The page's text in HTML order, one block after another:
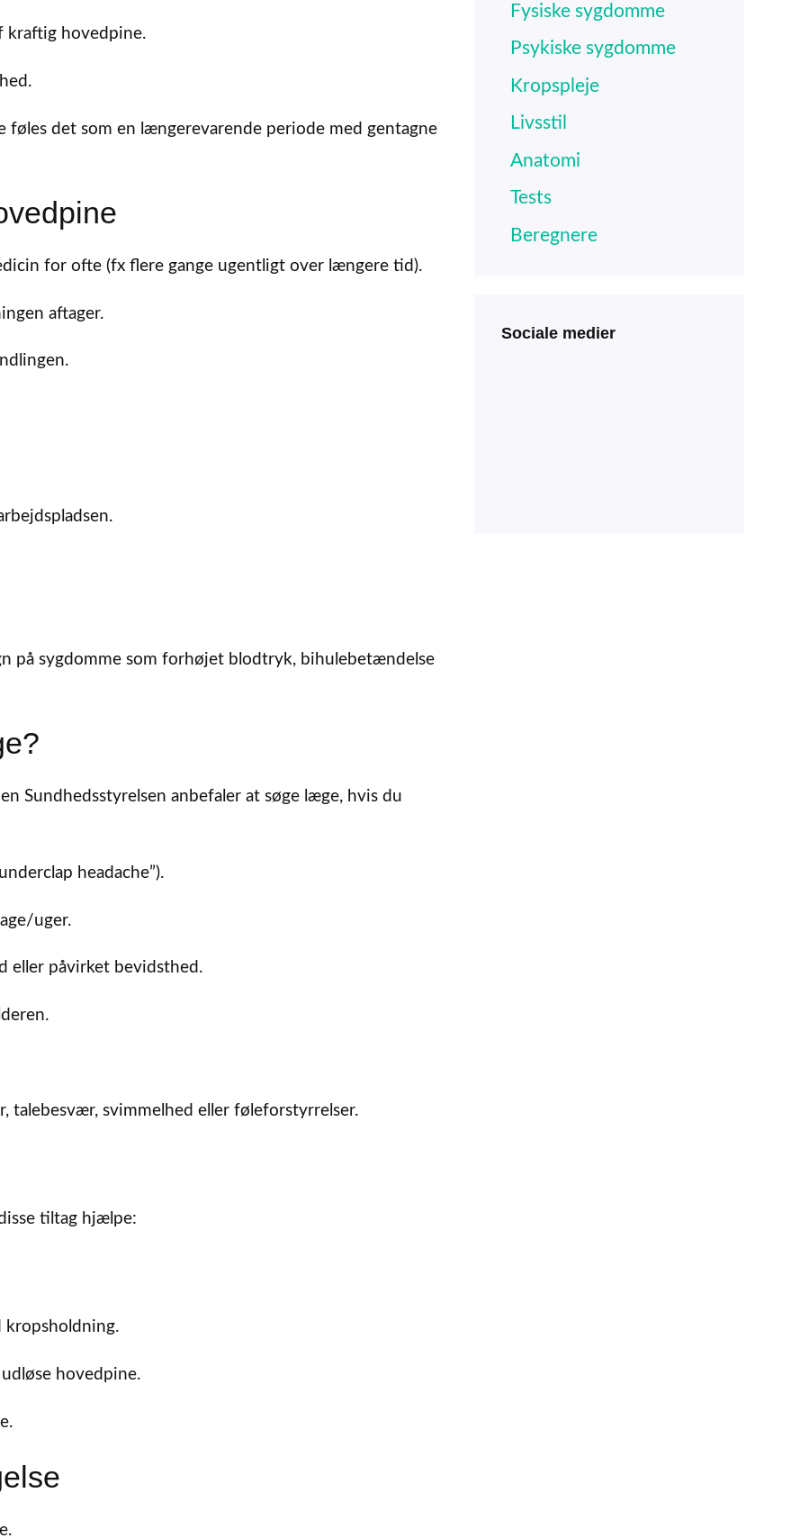
kraftig hovedpine.
det som en længerevarende periode med gentagne
for ofte (fx flere gange ugentligt over længere tid).
aftager.
på sygdomme som forhøjet blodtryk, bihulebetændelse
Sundhedsstyrelsen anbefaler at søge læge, hvis du
headache”).
uger.
eller påvirket bevidsthed.
talebesvær, svimmelhed eller føleforstyrrelser.
tiltag hjælpe:
kropsholdning.
hovedpine.
Fysiske sygdomme
Psykiske sygdomme
Kropspleje
Livsstil
Anatomi
Tests
Beregnere
Sociale medier